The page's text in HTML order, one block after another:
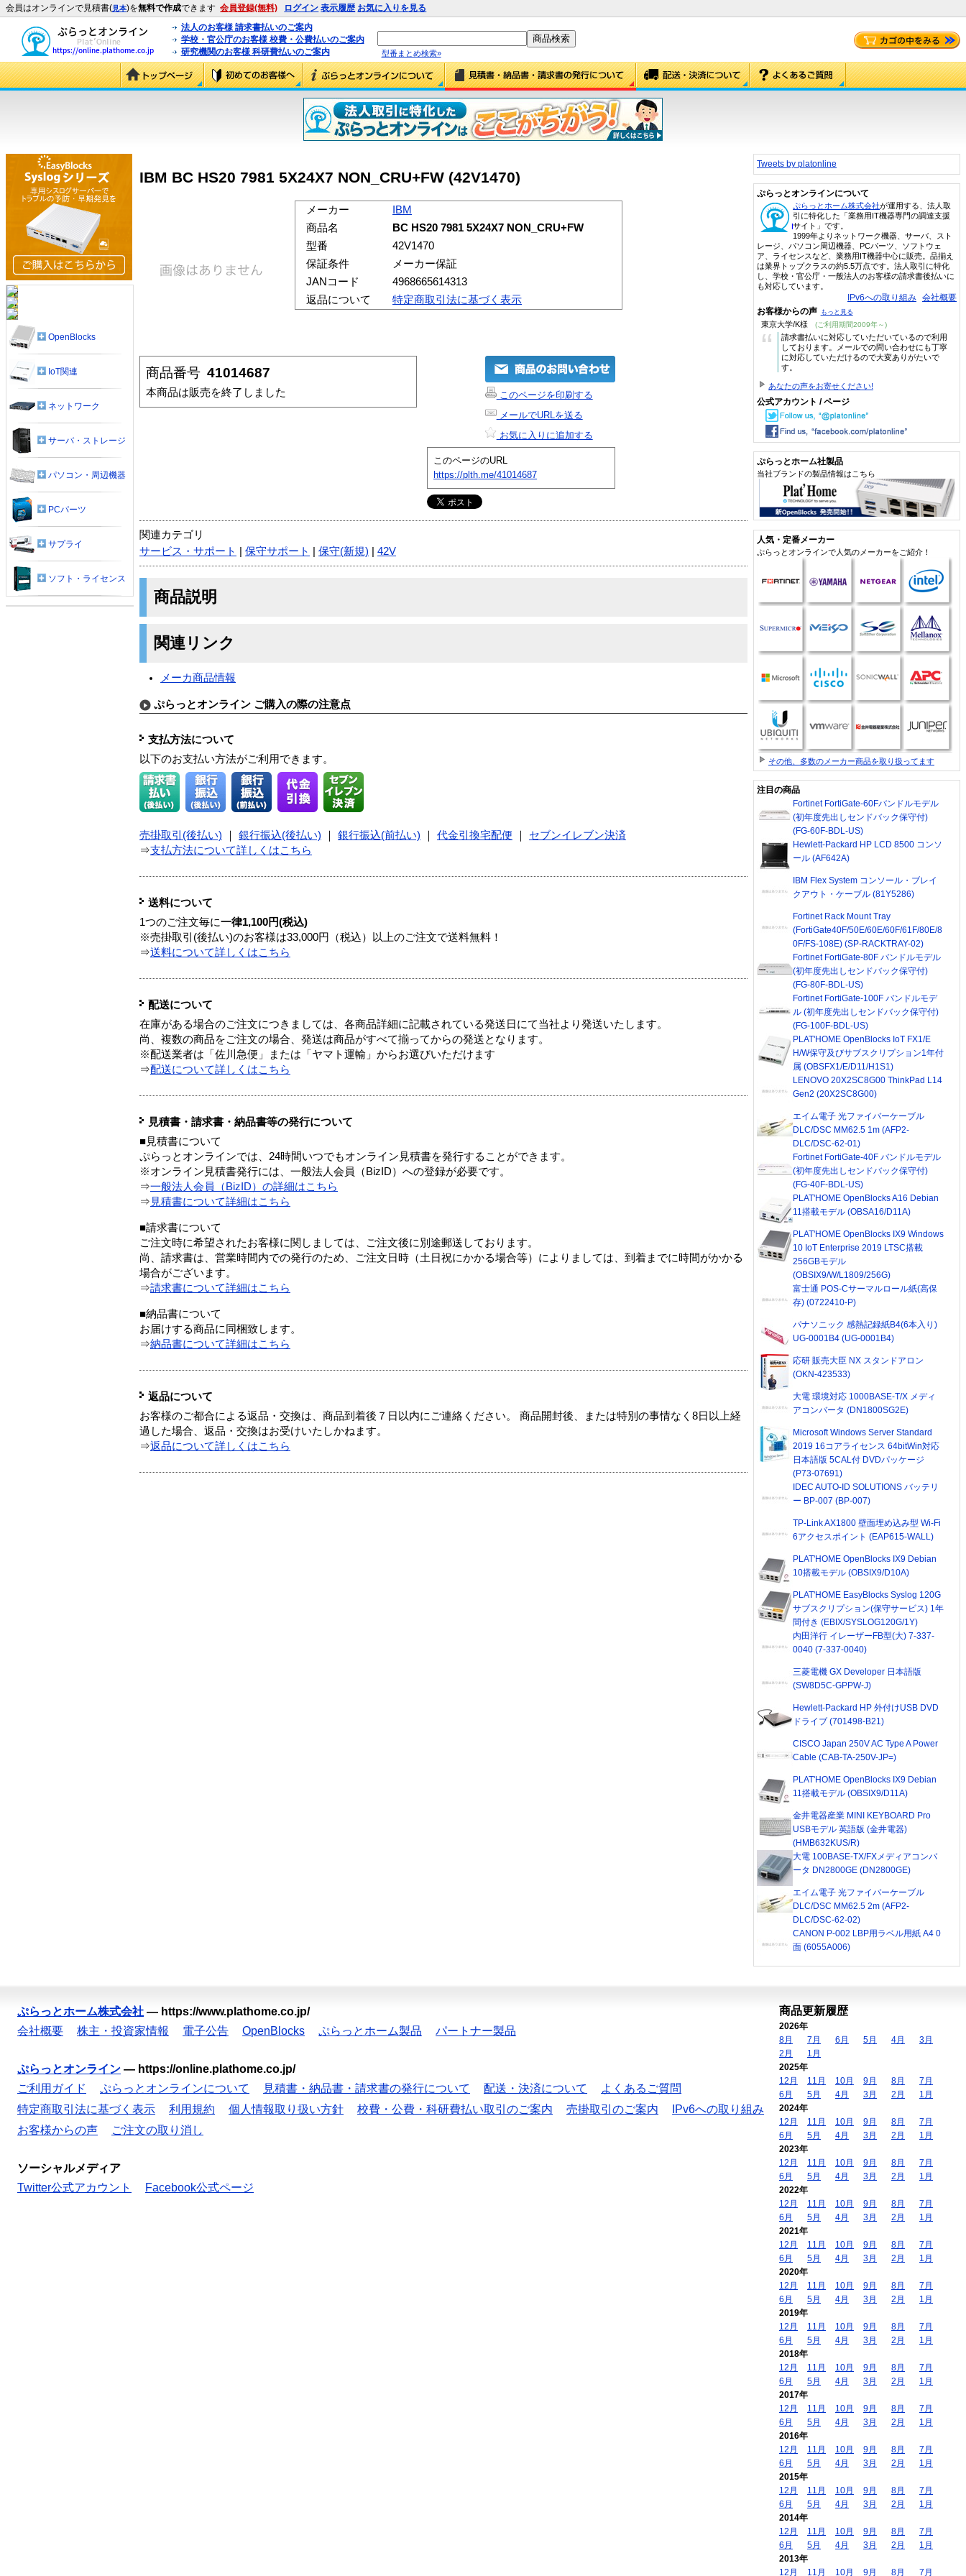
会員はオンラインで見積書(見本)を無料で作成できます 会員登録(無料) ログイン 表示履歴 お気に入りを見る
法人のお客様 請求書払いのご案内
学校・官公庁のお客様 校費・公費払いのご案内
研究機関のお客様 科研費払いのご案内
型番まとめ検索»
IBM BC HS20 7981 5X24X7 NON_CRU+FW (42V1470)
メーカー
IBM
商品名
BC HS20 7981 5X24X7 NON_CRU+FW
型番
42V1470
保証条件
メーカー保証
JANコード
4968665614313
返品について
特定商取引法に基づく表示
商品番号 41014687
本商品は販売を終了しました
このページを印刷する
メールでURLを送る
お気に入りに追加する
このページのURL
https://plth.me/41014687
関連カテゴリ
サービス・サポート
保守サポート 保守(新規) 42V
商品説明
関連リンク
メーカ商品情報
ぷらっとオンライン ご購入の際の注意点
支払方法について
以下のお支払い方法がご利用できます。
売掛取引(後払い) 銀行振込(後払い) 銀行振込(前払い) 代金引換宅配便
セブンイレブン決済
⇒支払方法について詳しくはこちら
送料について
1つのご注文毎に一律1,100円(税込)
※売掛取引(後払い)のお客様は33,000円（税込）以上のご注文で送料無料！
⇒送料について詳しくはこちら
配送について
在庫がある場合のご注文につきましては、各商品詳細に記載されている発送日にて当社より発送いたします。
尚、複数の商品をご注文の場合、発送は商品がすべて揃ってからの発送となります。
※配送業者は「佐川急便」または「ヤマト運輸」からお選びいただけます
⇒配送について詳しくはこちら
見積書・請求書・納品書等の発行について
■見積書について
ぷらっとオンラインでは、24時間いつでもオンライン見積書を発行することができます。
※オンライン見積書発行には、一般法人会員（BizID）への登録が必要です。
⇒一般法人会員（BizID）の詳細はこちら
⇒ 見積書について詳細はこちら
■請求書について
ご注文時に希望されたお客様に関しましては、ご注文後に別途郵送しております。
尚、請求書は、営業時間内での発行のため、ご注文日時（土日祝にかかる場合等）によりましては、到着までに時間がかかる
場合がございます。
⇒請求書について詳細はこちら
■納品書について
お届けする商品に同梱致します。
⇒納品書について詳細はこちら
返品について
お客様のご都合による返品・交換は、商品到着後７日以内にご連絡ください。 商品開封後、または特別の事情なく8日以上経
過した場合、返品・交換はお受けいたしかねます。
⇒返品について詳しくはこちら
OpenBlocks
IoT関連
ネットワーク
サーバ・ストレージ
パソコン・周辺機器
PCパーツ
サプライ
ソフト・ライセンス
Tweets by platonline
ぷらっとオンラインについて
ぷらっとホーム株式会社が運用する、法人取
引に特化した「業務用IT機器専門の調達支援
サイト」です。
1999年よりネットワーク機器、サーバ、スト
レージ、パソコン周辺機器、PCパーツ、ソフトウェ
ア、ライセンスなど、業務用IT機器中心に販売。品揃え
は業界トップクラスの約5.5万点です。法人取引に特化
し、学校・官公庁・一般法人のお客様の請求書後払いに
も対応しています。
IPv6への取り組み 会社概要
お客様からの声 もっと見る
東京大学/K様 (ご利用期間2009年～)
“
請求書払いに対応していただいているので利用
しております。メールでの問い合わせにも丁寧
に対応していただけるので大変ありがたいで
す。
あなたの声をお寄せください!
公式アカウント / ページ
ぷらっとホーム社製品
当社ブランドの製品情報はこちら
人気・定番メーカー
ぷらっとオンラインで人気のメーカーをご紹介！
その他、多数のメーカー商品を取り扱ってます
注目の商品
Fortinet FortiGate-60Fバンドルモデル
(初年度先出しセンドバック保守付)
(FG-60F-BDL-US)
Hewlett-Packard HP LCD 8500 コンソ
ール (AF642A)
IBM Flex System コンソール・ブレイ
クアウト・ケーブル (81Y5286)
Fortinet Rack Mount Tray
(FortiGate40F/50E/60E/60F/61F/80E/8
0F/FS-108E) (SP-RACKTRAY-02)
Fortinet FortiGate-80F バンドルモデル
(初年度先出しセンドバック保守付)
(FG-80F-BDL-US)
Fortinet FortiGate-100F バンドルモデ
ル (初年度先出しセンドバック保守付)
(FG-100F-BDL-US)
PLAT'HOME OpenBlocks IoT FX1/E
H/W保守及びサブスクリプション1年付
属 (OBSFX1/E/D11/H1S1)
LENOVO 20X2SC8G00 ThinkPad L14
Gen2 (20X2SC8G00)
エイム電子 光ファイバーケーブル
DLC/DSC MM62.5 1m (AFP2-
DLC/DSC-62-01)
Fortinet FortiGate-40F バンドルモデル
(初年度先出しセンドバック保守付)
(FG-40F-BDL-US)
PLAT'HOME OpenBlocks A16 Debian
11搭載モデル (OBSA16/D11A)
PLAT'HOME OpenBlocks IX9 Windows
10 IoT Enterprise 2019 LTSC搭載
256GBモデル
(OBSIX9/W/L1809/256G)
富士通 POS-Cサーマルロール紙(高保
存) (0722410-P)
パナソニック 感熱記録紙B4(6本入り)
UG-0001B4 (UG-0001B4)
応研 販売大臣 NX スタンドアロン
(OKN-423533)
大電 環境対応 1000BASE-T/X メディ
アコンバータ (DN1800SG2E)
Microsoft Windows Server Standard
2019 16コアライセンス 64bitWin対応
日本語版 5CAL付 DVDパッケージ
(P73-07691)
IDEC AUTO-ID SOLUTIONS バッテリ
ー BP-007 (BP-007)
TP-Link AX1800 壁面埋め込み型 Wi-Fi
6アクセスポイント (EAP615-WALL)
PLAT'HOME OpenBlocks IX9 Debian
10搭載モデル (OBSIX9/D10A)
PLAT'HOME EasyBlocks Syslog 120G
サブスクリプション(保守サービス) 1年
間付き (EBIX/SYSLOG120G/1Y)
内田洋行 イレーザーFB型(大) 7-337-
0040 (7-337-0040)
三菱電機 GX Developer 日本語版
(SW8D5C-GPPW-J)
Hewlett-Packard HP 外付けUSB DVD
ドライブ (701498-B21)
CISCO Japan 250V AC Type A Power
Cable (CAB-TA-250V-JP=)
PLAT'HOME OpenBlocks IX9 Debian
11搭載モデル (OBSIX9/D11A)
金井電器産業 MINI KEYBOARD Pro
USBモデル 英語版 (金井電器)
(HMB632KUS/R)
大電 100BASE-TX/FXメディアコンバ
ータ DN2800GE (DN2800GE)
エイム電子 光ファイバーケーブル
DLC/DSC MM62.5 2m (AFP2-
DLC/DSC-62-02)
CANON P-002 LBP用ラベル用紙 A4 0
面 (6055A006)
ぷらっとホーム株式会社 — https://www.plathome.co.jp/
会社概要
株主・投資家情報 電子公告 OpenBlocks ぷらっとホーム製品 パートナー製品
ぷらっとオンライン — https://online.plathome.co.jp/
ご利用ガイド
ぷらっとオンラインについて 見積書・納品書・請求書の発行について 配送・決済について
よくあるご質問
特定商取引法に基づく表示
利用規約 個人情報取り扱い方針 校費・公費・科研費払い取引のご案内 売掛取引のご案内
IPv6への取り組み
お客様からの声
ご注文の取り消し
ソーシャルメディア
Twitter公式アカウント
Facebook公式ページ
商品更新履歴
2026年
8月
7月 6月 5月 4月
3月
2月
1月
2025年
12月
11月 10月 9月 8月
7月
6月
5月 4月 3月 2月
1月
2024年
12月
11月 10月 9月 8月
7月
6月
5月 4月 3月 2月
1月
2023年
12月
11月 10月 9月 8月
7月
6月
5月 4月 3月 2月
1月
2022年
12月
11月 10月 9月 8月
7月
6月
5月 4月 3月 2月
1月
2021年
12月
11月 10月 9月 8月
7月
6月
5月 4月 3月 2月
1月
2020年
12月
11月 10月 9月 8月
7月
6月
5月 4月 3月 2月
1月
2019年
12月
11月 10月 9月 8月
7月
6月
5月 4月 3月 2月
1月
2018年
12月
11月 10月 9月 8月
7月
6月
5月 4月 3月 2月
1月
2017年
12月
11月 10月 9月 8月
7月
6月
5月 4月 3月 2月
1月
2016年
12月
11月 10月 9月 8月
7月
6月
5月 4月 3月 2月
1月
2015年
12月
11月 10月 9月 8月
7月
6月
5月 4月 3月 2月
1月
2014年
12月
11月 10月 9月 8月
7月
6月
5月 4月 3月 2月
1月
2013年
12月
11月 10月 9月 8月 7月